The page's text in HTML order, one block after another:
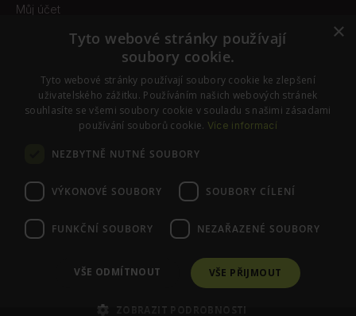
Můj účet
Obchodní podmínky
Odstoupení od smlouvy
Nastavení cookies
SLEDUJTE NÁS
© PraváJá. Všechna práva vyhrazena.
×
Tyto webové stránky používají
soubory cookie.
Tyto webové stránky používají soubory cookie ke zlepšení
uživatelského zážitku. Používáním našich webových stránek
souhlasíte se všemi soubory cookie v souladu s našimi zásadami
používání souborů cookie. Více informací
NEZBYTNĚ NUTNÉ SOUBORY
VÝKONOVÉ SOUBORY SOUBORY CÍLENÍ
FUNKČNÍ SOUBORY NEZAŘAZENÉ SOUBORY
VŠE PŘIJMOUT
VŠE ODMÍTNOUT
ZOBRAZIT PODROBNOSTI